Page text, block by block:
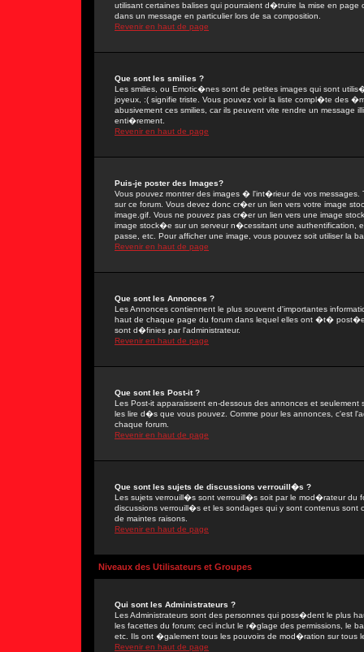
utilisant certaines balises qui pourraient d�truire la mise en
dans un message en particulier lors de sa composition.
Revenir en haut de page
Que sont les smilies ?
Les smilies, ou Emotic�nes sont de petites images qui sont
joyeux, :( signifie triste. Vous pouvez voir la liste compl�te des
abusivement ces smilies, car ils peuvent vite rendre un
enti�rement.
Revenir en haut de page
Puis-je poster des Images?
Vous pouvez montrer des images � l'int�rieur de vos messages.
sur ce forum. Vous devez donc cr�er un lien vers votre image
image.gif. Vous ne pouvez pas cr�er un lien vers une image
image stock�e sur un serveur n�cessitant une authentification,
passe, etc. Pour afficher une image, vous pouvez soit utiliser la
Revenir en haut de page
Que sont les Annonces ?
Les Annonces contiennent le plus souvent d'importantes
haut de chaque page du forum dans lequel elles ont �t�
sont d�finies par l'administrateur.
Revenir en haut de page
Que sont les Post-it ?
Les Post-it apparaissent en-dessous des annonces et
les lire d�s que vous pouvez. Comme pour les annonces, c'est
chaque forum.
Revenir en haut de page
Que sont les sujets de discussions verrouill�s ?
Les sujets verrouill�s sont verrouill�s soit par le mod�rateur du
discussions verrouill�s et les sondages qui y sont contenus
de maintes raisons.
Revenir en haut de page
Niveaux des Utilisateurs et Groupes
Qui sont les Administrateurs ?
Les Administrateurs sont des personnes qui poss�dent le plus
les facettes du forum; ceci inclut le r�glage des permissions, le
etc. Ils ont �galement tous les pouvoirs de mod�ration sur tous
Revenir en haut de page